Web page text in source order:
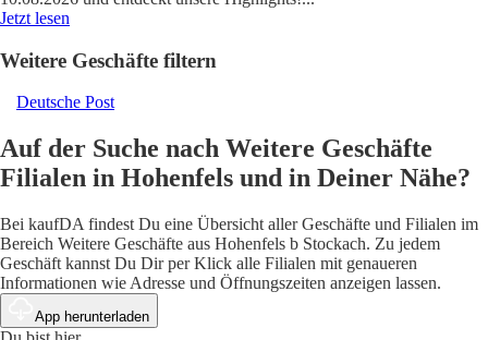
Jetzt lesen
Weitere Geschäfte filtern
Deutsche Post
Auf der Suche nach Weitere Geschäfte
Filialen in Hohenfels und in Deiner Nähe?
Bei kaufDA findest Du eine Übersicht aller Geschäfte und Filialen im
Bereich Weitere Geschäfte aus Hohenfels b Stockach. Zu jedem
Geschäft kannst Du Dir per Klick alle Filialen mit genaueren
Informationen wie Adresse und Öffnungszeiten anzeigen lassen.
App herunterladen